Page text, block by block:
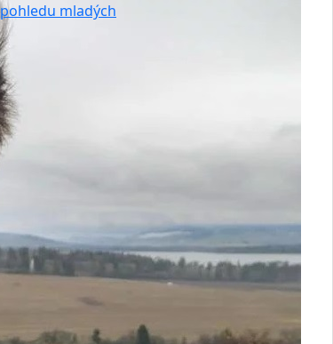
pohledu mladých